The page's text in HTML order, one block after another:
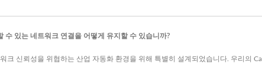
있는 네트워크 연결을 어떻게 유지할 수 있습니까?
크 신뢰성을 위협하는 산업 자동화 환경을 위해 특별히 설계되었습니다. 우리의